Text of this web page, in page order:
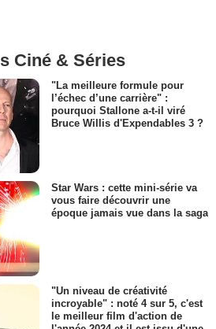
Ciné & Séries
"La meilleure formule pour
l’échec d’une carrière" :
pourquoi Stallone a-t-il viré
Bruce Willis d'Expendables 3 ?
Star Wars : cette mini-série va
vous faire découvrir une
époque jamais vue dans la saga
"Un niveau de créativité
incroyable" : noté 4 sur 5, c'est
le meilleur film d'action de